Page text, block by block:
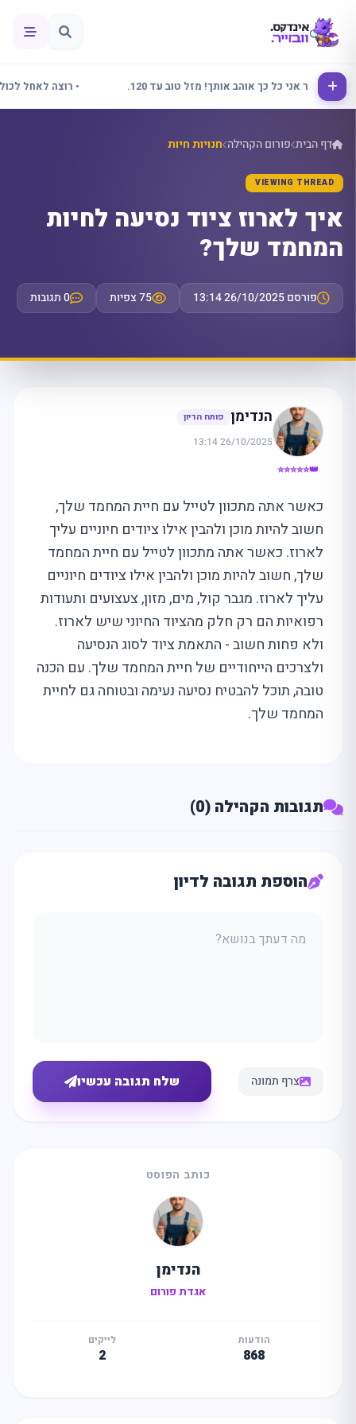
• אלינור אני כל כך אוהב אותך! מזל טוב עד 120. • רוצה לאחל לכולם
דף הבית פורום הקהילה חנויות חיות
VIEWING THREAD
איך לארוז ציוד נסיעה לחיות
המחמד שלך?
פורסם 26/10/2025 13:14 75 צפיות 0 תגובות
👑⭐⭐⭐⭐⭐
הנדימן פותח הדיון
26/10/2025 13:14
כאשר אתה מתכוון לטייל עם חיית המחמד שלך,
חשוב להיות מוכן ולהבין אילו ציודים חיוניים עליך
לארוז. כאשר אתה מתכוון לטייל עם חיית המחמד
שלך, חשוב להיות מוכן ולהבין אילו ציודים חיוניים
עליך לארוז. מגבר קול, מים, מזון, צעצועים ותעודות
רפואיות הם רק חלק מהציוד החיוני שיש לארוז.
ולא פחות חשוב - התאמת ציוד לסוג הנסיעה
ולצרכים הייחודיים של חיית המחמד שלך. עם הכנה
טובה, תוכל להבטיח נסיעה נעימה ובטוחה גם לחיית
המחמד שלך.
תגובות הקהילה (0)
הוספת תגובה לדיון
צרף תמונה שלח תגובה עכשיו
כותב הפוסט
הנדימן
אגדת פורום
הודעות
868
לייקים
2